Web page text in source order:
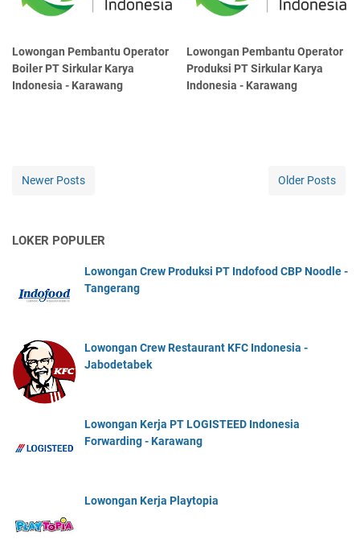
Lowongan Pembantu Operator
Boiler PT Sirkular Karya
Indonesia - Karawang
Lowongan Pembantu Operator
Produksi PT Sirkular Karya
Indonesia - Karawang
Newer Posts Older Posts
LOKER POPULER
Lowongan Crew Produksi PT Indofood CBP Noodle -
Tangerang
Lowongan Crew Restaurant KFC Indonesia -
Jabodetabek
Lowongan Kerja PT LOGISTEED Indonesia
Forwarding - Karawang
Lowongan Kerja Playtopia